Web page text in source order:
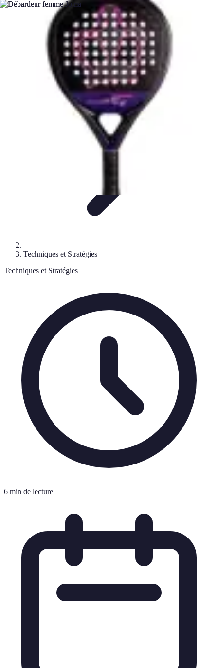
Le Monde du Padel
Stratégies et Techniques TendancesTechniques de
Techniques et Entraînement
Le Monde du Padel
Techniques et Stratégies
Techniques et Stratégies
6 min de lecture